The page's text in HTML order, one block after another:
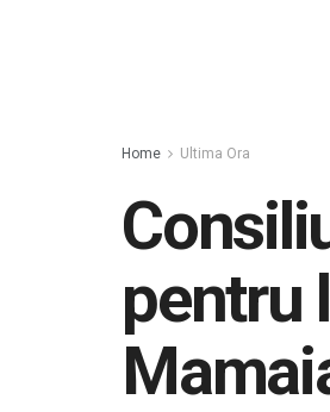
Home Ultima Ora
pentru